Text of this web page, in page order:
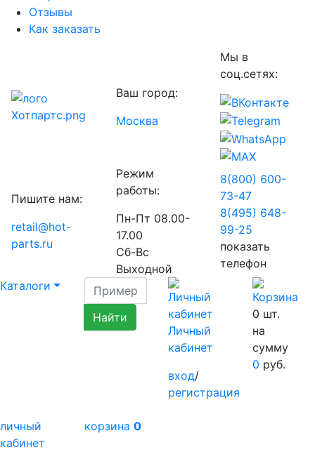
Отзывы
Как заказать
Ваш город:
Москва
Мы в
соц.сетях:
Пишите нам:
retail@hot-
parts.ru
Режим
работы:
Пн-Пт 08.00-
17.00
Сб-Вс
Выходной
8(800) 600-
73-47
8(495) 648-
99-25
показать
телефон
Каталоги
Личный
кабинет
вход/
регистрация
0 шт.
на
сумму
0 руб.
личный
кабинет
корзина 0